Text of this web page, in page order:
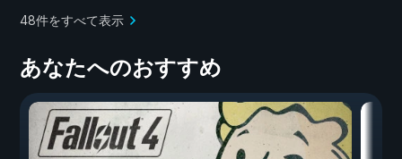
48件をすべて表示
あなたへのおすすめ